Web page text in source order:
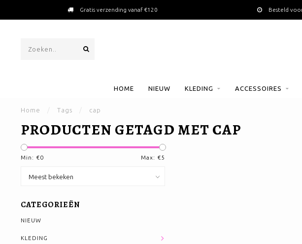
Gratis verzending vanaf €120 Besteld
HOME NIEUW KLEDING ACCESSOIRES
Home / Tags / cap
PRODUCTEN GETAGD MET CAP
Min: €0 Max: €5
CATEGORIEËN
NIEUW
KLEDING